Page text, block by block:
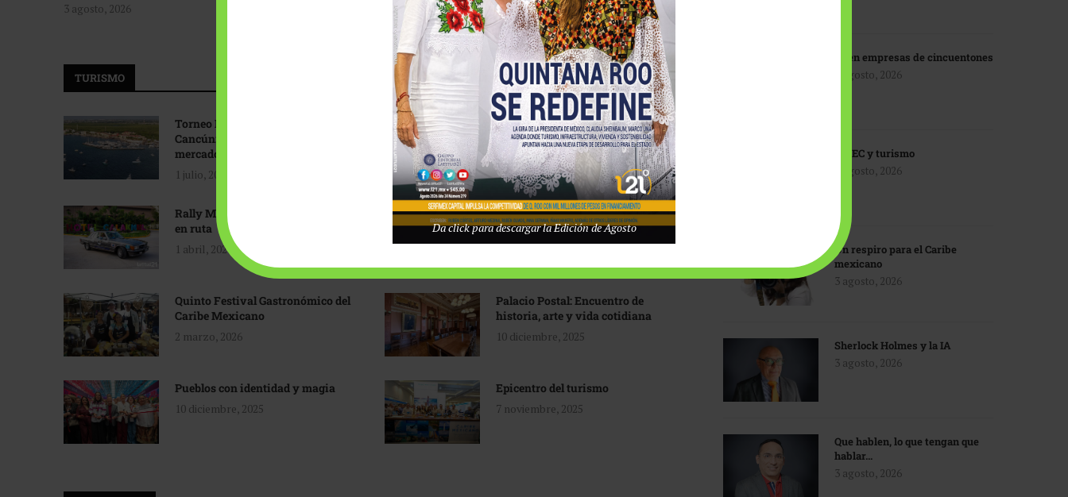
3 agosto, 2026
Tecnológico de Monterrey
3 agosto, 2026
TURISMO
Torneo Internacional de Pesca
Cancún: Navegando hacia nuevos
mercados
1 julio, 2026
Promoción turística con visión
1 abril, 2026
Rally Maya: Herencia automotriz
en ruta
1 abril, 2026
Industria global en
reconfiguración
31 marzo, 2026
Quinto Festival Gastronómico del
Caribe Mexicano
2 marzo, 2026
Palacio Postal: Encuentro de
historia, arte y vida cotidiana
10 diciembre, 2025
Pueblos con identidad y magia
10 diciembre, 2025
Epicentro del turismo
7 noviembre, 2025
IA en empresas de cincuentones
3 agosto, 2026
TMEC y turismo
3 agosto, 2026
Un respiro para el Caribe
mexicano
3 agosto, 2026
Sherlock Holmes y la IA
3 agosto, 2026
Que hablen, lo que tengan que
hablar…
3 agosto, 2026
Da click para descargar la Edición de Agosto